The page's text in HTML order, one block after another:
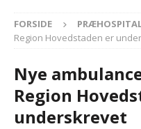
FORSIDE
Region Hovedstaden er
Nye
Region
underskrevet